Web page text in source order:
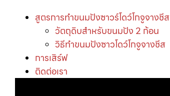
สูตรการทำขนมปังซาวร์โดว์โกจูจางชีส
วัตถุดิบสำหรับขนมปัง 2 ก้อน
วิธีทำขนมปังซาวโดว์โกจูจางชีส
การเสิร์ฟ
ติดต่อเรา